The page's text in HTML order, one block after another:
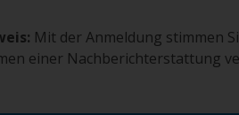
Mit der Anmeldung stimmen
einer Nachberichterstattung